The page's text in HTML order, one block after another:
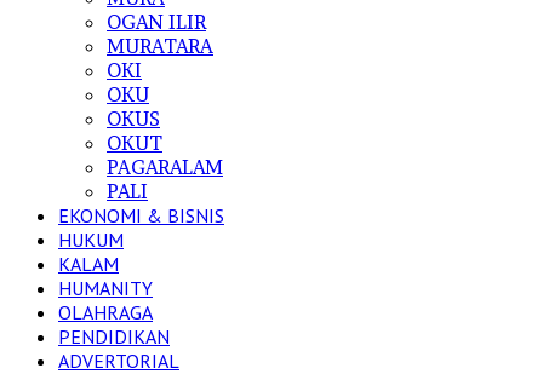
OGAN ILIR
MURATARA
OKI
OKU
OKUS
OKUT
PAGARALAM
PALI
EKONOMI & BISNIS
HUKUM
KALAM
HUMANITY
OLAHRAGA
PENDIDIKAN
ADVERTORIAL